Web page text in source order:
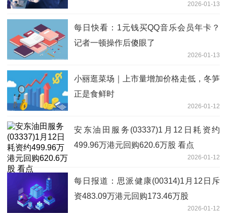
2026-01-13
每日快看：1元钱买QQ音乐会员年卡？
记者一顿操作后傻眼了
2026-01-13
小丽逛菜场｜上市量增加价格走低，冬笋
正是食鲜时
2026-01-12
安东油田服务(03337)1月12日耗资约
499.96万港元回购620.6万股 看点
2026-01-12
每日报道：思派健康(00314)1月12日斥
资483.09万港元回购173.46万股
2026-01-12